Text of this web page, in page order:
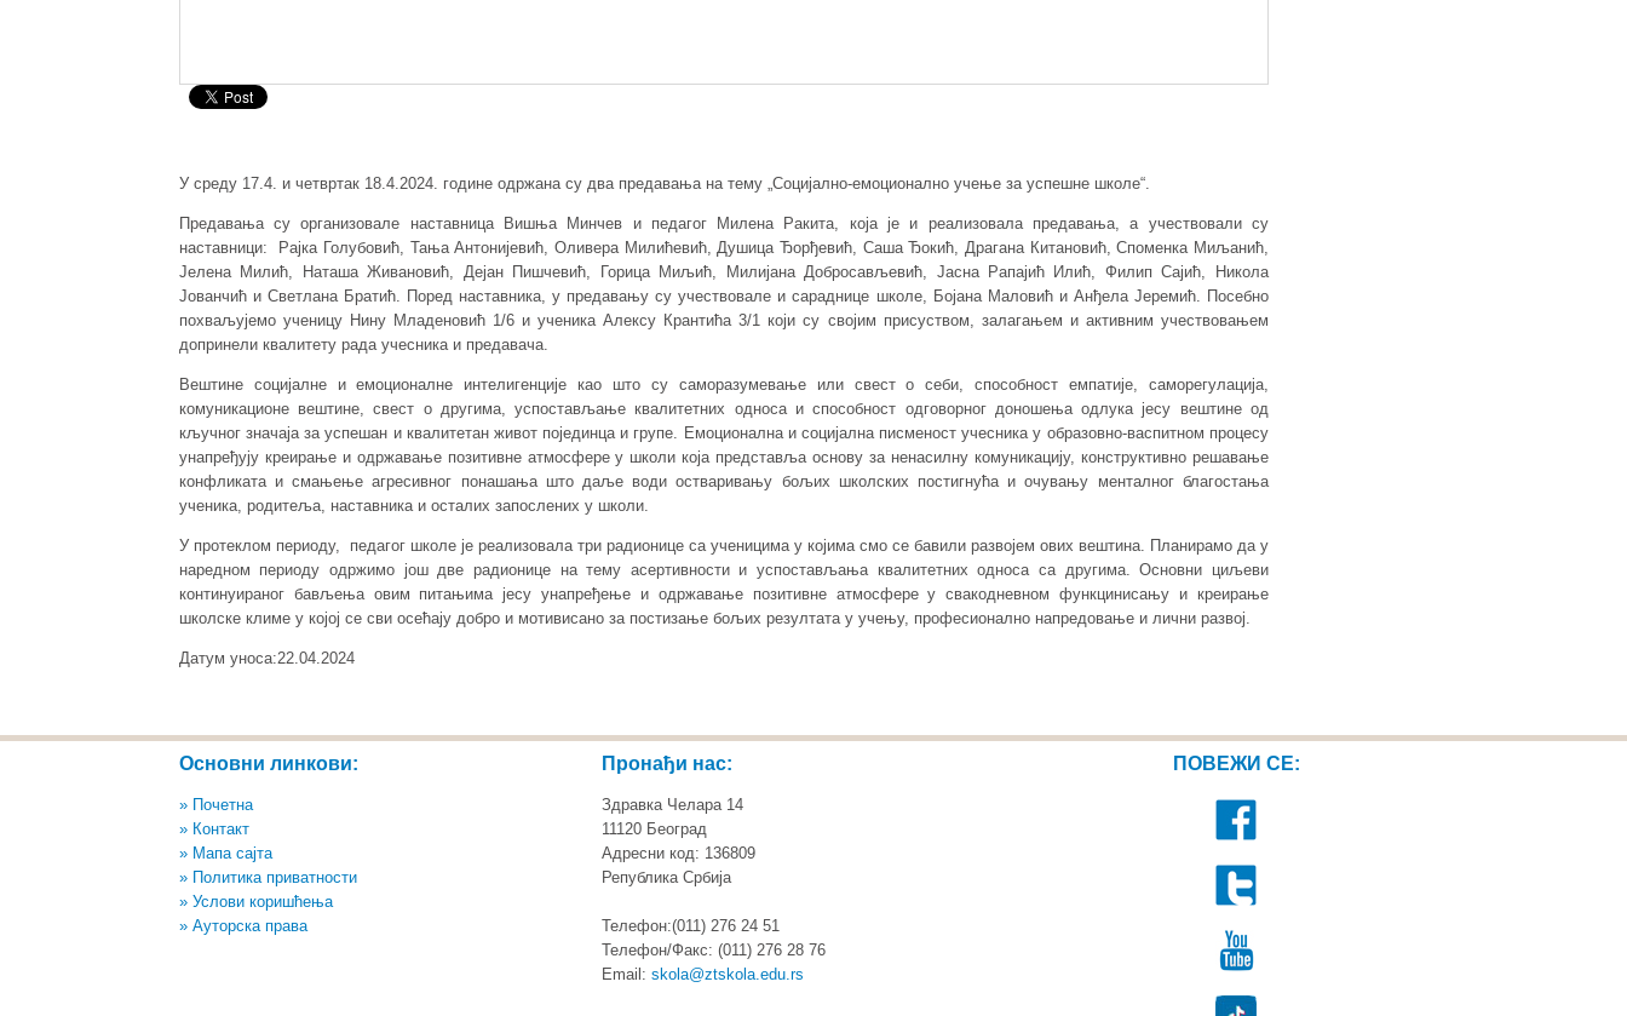
У среду 17.4. и четвртак 18.4.2024. године одржана су два предавања на тему „Социјално-емоционално учење за успешне школе“.
Предавања су организовале наставница Вишња Минчев и педагог Милена Ракита, која је и реализовала предавања, а учествовали су
наставници: Рајка Голубовић, Тања Антонијевић, Оливера Милићевић, Душица Ђорђевић, Саша Ђокић, Драгана Китановић, Споменка Миљанић,
Јелена Милић, Наташа Живановић, Дејан Пишчевић, Горица Миљић, Милијана Добросављевић, Јасна Рапајић Илић, Филип Сајић, Никола
Јованчић и Светлана Братић. Поред наставника, у предавању су учествовале и сараднице школе, Бојана Маловић и Анђела Јеремић. Посебно
похваљујемо ученицу Нину Младеновић 1/6 и ученика Алексу Крантића 3/1 који су својим присуством, залагањем и активним учествовањем
допринели квалитету рада учесника и предавача.
Вештине социјалне и емоционалне интелигенције као што су саморазумевање или свест о себи, способност емпатије, саморегулација,
комуникационе вештине, свест о другима, успостављање квалитетних односа и способност одговорног доношења одлука јесу вештине од
кључног значаја за успешан и квалитетан живот појединца и групе. Емоционална и социјална писменост учесника у образовно-васпитном процесу
унапређују креирање и одржавање позитивне атмосфере у школи која представља основу за ненасилну комуникацију, конструктивно решавање
конфликата и смањење агресивног понашања што даље води остваривању бољих школских постигнућа и очувању менталног благостања
ученика, родитеља, наставника и осталих запослених у школи.
У протеклом периоду, педагог школе је реализовала три радионице са ученицима у којима смо се бавили развојем ових вештина. Планирамо да у
наредном периоду одржимо још две радионице на тему асертивности и успостављања квалитетних односа са другима. Основни циљеви
континуираног бављења овим питањима јесу унапређење и одржавање позитивне атмосфере у свакодневном функцинисању и креирање
школске климе у којој се сви осећају добро и мотивисано за постизање бољих резултата у учењу, професионално напредовање и лични развој.
Датум уноса:22.04.2024
Основни линкови:
» Почетна
» Контакт
» Мапа сајта
» Политика приватности
» Услови коришћења
» Ауторска права
Пронађи нас:
Здравка Челара 14
11120 Београд
Адресни код: 136809
Република Србија
Телефон:(011) 276 24 51
Телефон/Факс: (011) 276 28 76
Email:skola@ztskola.edu.rs
ПОВЕЖИ СЕ: